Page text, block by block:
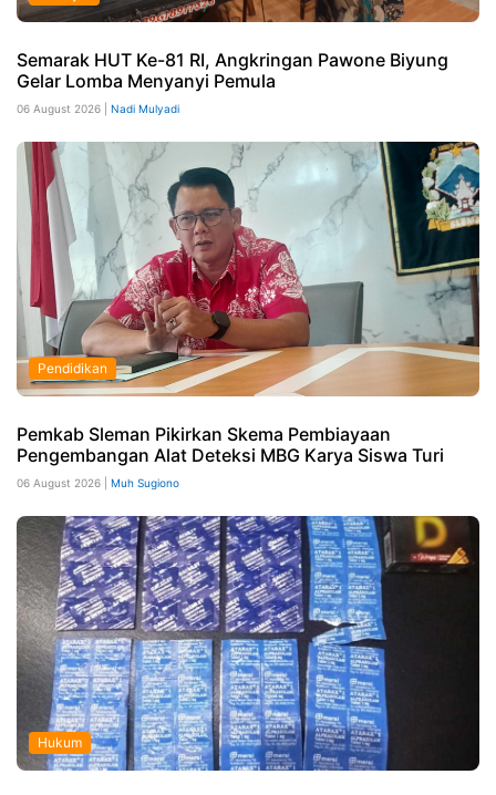
Semarak HUT Ke-81 RI, Angkringan Pawone Biyung
Gelar Lomba Menyanyi Pemula
06 August 2026 | Nadi Mulyadi
Pendidikan
Pemkab Sleman Pikirkan Skema Pembiayaan
Pengembangan Alat Deteksi MBG Karya Siswa Turi
06 August 2026 | Muh Sugiono
Hukum